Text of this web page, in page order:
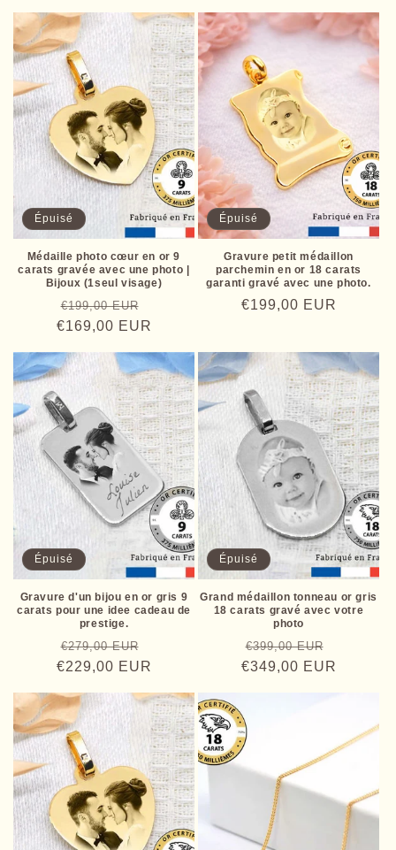
Épuisé
Médaille photo cœur en or 9
carats gravée avec une photo |
Bijoux (1seul visage)
Prix
habituel
€199,00 EUR
promotionnel
€169,00 EUR
Épuisé
Gravure petit médaillon
parchemin en or 18 carats
garanti gravé avec une photo.
Prix
€199,00 EUR
Épuisé
Gravure d'un bijou en or gris 9
carats pour une idee cadeau de
prestige.
Prix
habituel
€279,00 EUR
promotionnel
€229,00 EUR
Épuisé
Grand médaillon tonneau or gris
18 carats gravé avec votre
photo
Prix
habituel
€399,00 EUR
€349,00 EUR